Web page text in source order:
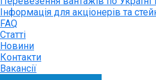
Інформація для акціонерів та
FAQ
Статті
Новини
Контакти
Вакансії